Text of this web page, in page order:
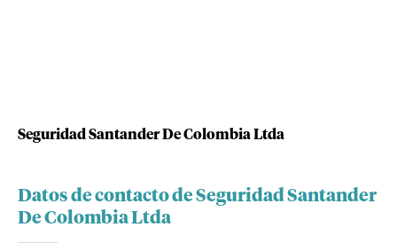
Seguridad Santander De Colombia Ltda
Datos de contacto de Seguridad Santander
De Colombia Ltda